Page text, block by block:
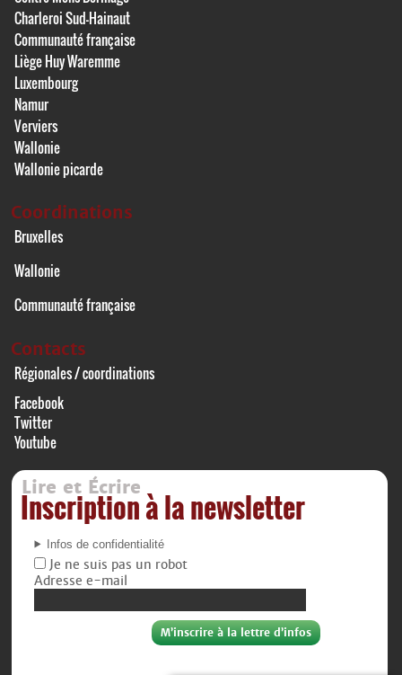
Charleroi Sud-Hainaut
Communauté française
Liège Huy Waremme
Luxembourg
Namur
Verviers
Wallonie
Wallonie picarde
Coordinations
Bruxelles
Wallonie
Communauté française
Contacts
Régionales / coordinations
Facebook
Twitter
Youtube
Lire et Écrire
Inscription à la newsletter
Infos de confidentialité
Je ne suis pas un robot
Adresse e-mail